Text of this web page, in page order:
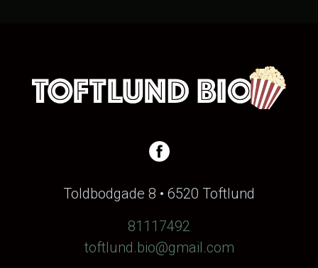
Toldbodgade 8 • 6520 Toftlund
81117492
toftlund.bio@gmail.com